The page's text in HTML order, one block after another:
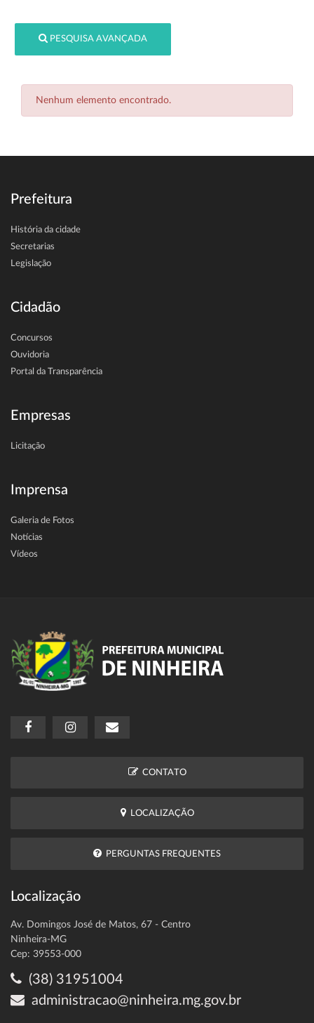
PESQUISA AVANÇADA
Nenhum elemento encontrado.
Prefeitura
História da cidade
Secretarias
Legislação
Cidadão
Concursos
Ouvidoria
Portal da Transparência
Empresas
Licitação
Imprensa
Galeria de Fotos
Notícias
Vídeos
CONTATO
LOCALIZAÇÃO
PERGUNTAS FREQUENTES
Localização
Av. Domingos José de Matos, 67 - Centro
Ninheira-MG
Cep: 39553-000
(38) 31951004
administracao@ninheira.mg.gov.br